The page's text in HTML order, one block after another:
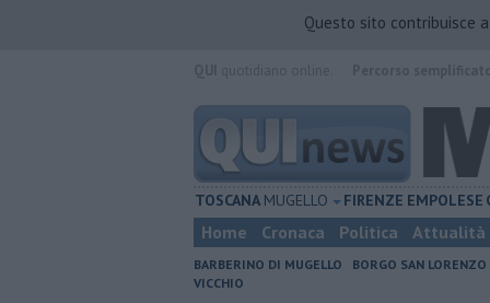
Questo sito contribuisce
TOSCANA MUGELLO FIRENZE EMPOLESE
Home Cronaca Politica Attualità
BARBERINO DI MUGELLO BORGO SAN LORENZO
VICCHIO